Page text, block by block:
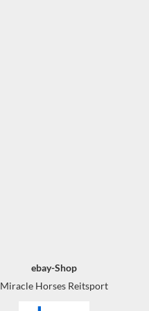
ebay-Shop
Miracle Horses Reitsport